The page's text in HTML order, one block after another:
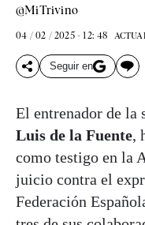
@MiTrivino
04 / 02 / 2025 - 12: 48
Seguir en
El entrenador de la
Luis de la Fuente,
como testigo en la
juicio contra el
Federación